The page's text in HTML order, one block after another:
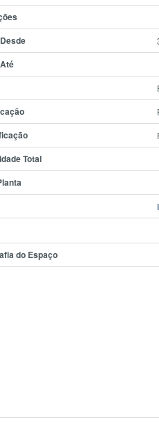
Total
do Espaço